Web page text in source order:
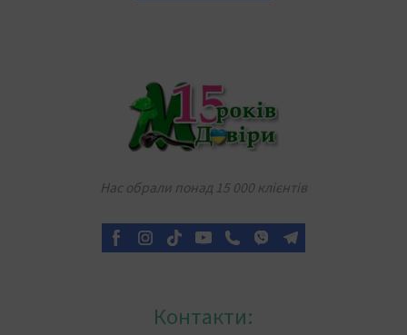
Нас обрали понад 15 000 клієнтів
Контакти: